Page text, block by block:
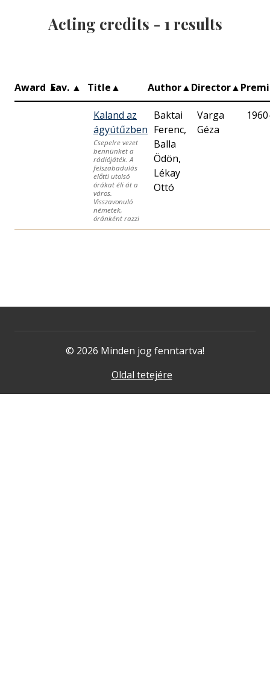
Acting credits - 1 results
Award ▲
Fav. ▲ Title▲ Author▲Director▲
Kaland az
ágyútűzben
Csepelre vezet
bennünket a
rádiójáték. A
felszabadulás
előtti utolsó
órákat éli át a
város.
Visszavonuló
németek,
óránként razzi
Baktai
Ferenc,
Balla
Ödön,
Lékay
Ottó
Varga
Géza
© 2026 Minden jog fenntartva!
Oldal tetejére